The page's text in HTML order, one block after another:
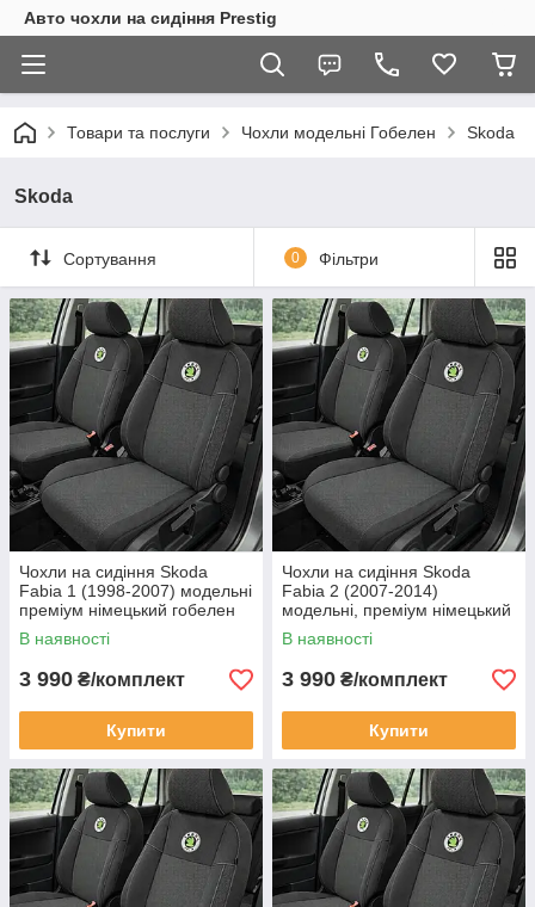
Авто чохли на сидіння Prestig
Товари та послуги Чохли модельні Гобелен Skoda
Skoda
Сортування 0 Фільтри
Чохли на сидіння Skoda
Fabia 1 (1998-2007) модельні
преміум німецький гобелен
В наявності
3 990 ₴/комплект
Купити
Чохли на сидіння Skoda
Fabia 2 (2007-2014)
модельні, преміум німецький
гобелен
В наявності
3 990 ₴/комплект
Купити